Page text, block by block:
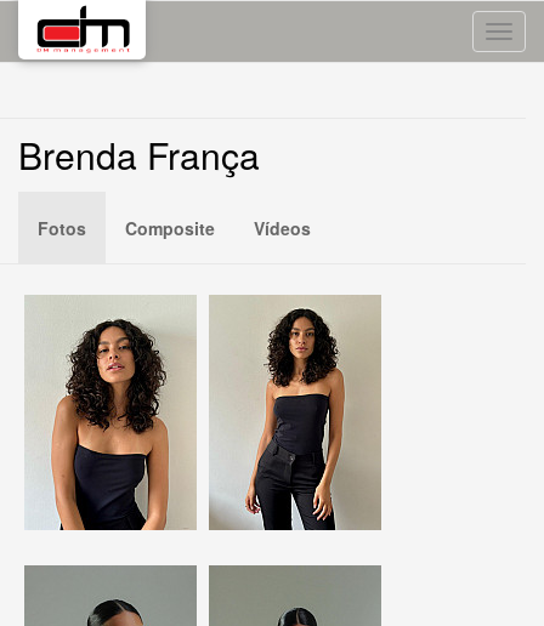
Toggle
Brenda França
Fotos Composite Vídeos